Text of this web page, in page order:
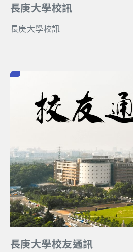
長庚大學校訊
長庚大學校訊
長庚大學校友通訊